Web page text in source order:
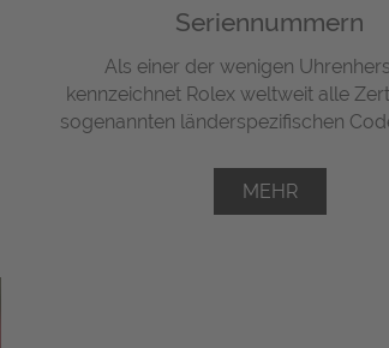
Seriennummern
Als einer der wenigen
kennzeichnet Rolex weltweit alle
sogenannten länderspezifischen
MEHR